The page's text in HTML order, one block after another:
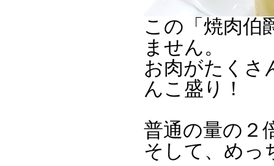
この「焼肉伯
ません。
お肉がたくさ
んこ盛り！
普通の量の２
そして、めっ